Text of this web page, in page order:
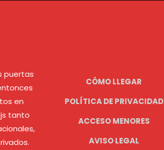
puertas
en
tanto
CÓMO LLEGAR
POLÍTICA DE PRIVACIDAD
ACCESO MENORES
AVISO LEGAL